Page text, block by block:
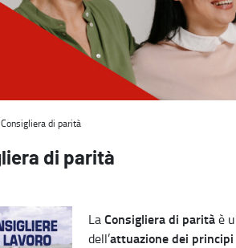
Consigliera di parità
di parità
LaConsigliera di paritàè
dell’attuazione dei